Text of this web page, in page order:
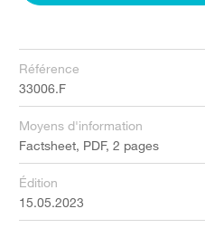
Référence
33006.F
Moyens d'information
Factsheet, PDF, 2 pages
Édition
15.05.2023